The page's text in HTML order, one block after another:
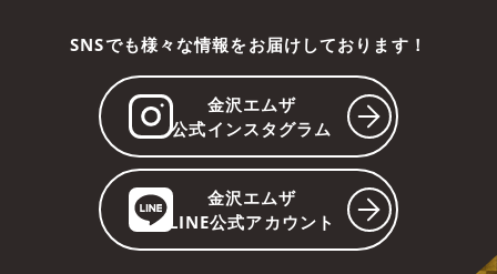
SNSでも様々な情報をお届けしております！
金沢エムザ
公式インスタグラム
金沢エムザ
LINE公式アカウント